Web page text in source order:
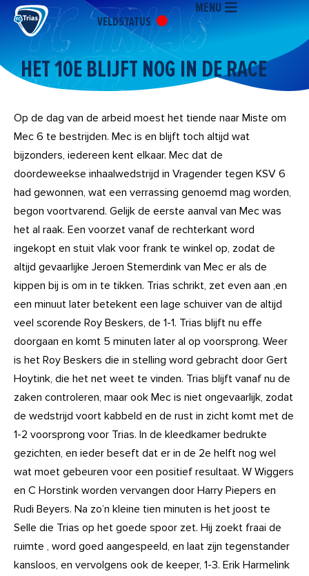
naar
inhoud
VELDSTATUS
MENU
HET 10E BLIJFT NOG IN DE RACE
Op de dag van de arbeid moest het tiende naar Miste om
Mec 6 te bestrijden. Mec is en blijft toch altijd wat
bijzonders, iedereen kent elkaar. Mec dat de
doordeweekse inhaalwedstrijd in Vragender tegen KSV 6
had gewonnen, wat een verrassing genoemd mag worden,
begon voortvarend. Gelijk de eerste aanval van Mec was
het al raak. Een voorzet vanaf de rechterkant word
ingekopt en stuit vlak voor frank te winkel op, zodat de
altijd gevaarlijke Jeroen Stemerdink van Mec er als de
kippen bij is om in te tikken. Trias schrikt, zet even aan ,en
een minuut later betekent een lage schuiver van de altijd
veel scorende Roy Beskers, de 1-1. Trias blijft nu effe
doorgaan en komt 5 minuten later al op voorsprong. Weer
is het Roy Beskers die in stelling word gebracht door Gert
Hoytink, die het net weet te vinden. Trias blijft vanaf nu de
zaken controleren, maar ook Mec is niet ongevaarlijk, zodat
de wedstrijd voort kabbeld en de rust in zicht komt met de
1-2 voorsprong voor Trias. In de kleedkamer bedrukte
gezichten, en ieder beseft dat er in de 2e helft nog wel
wat moet gebeuren voor een positief resultaat. W Wiggers
en C Horstink worden vervangen door Harry Piepers en
Rudi Beyers. Na zo’n kleine tien minuten is het joost te
Selle die Trias op het goede spoor zet. Hij zoekt fraai de
ruimte , word goed aangespeeld, en laat zijn tegenstander
kansloos, en vervolgens ook de keeper, 1-3. Erik Harmelink